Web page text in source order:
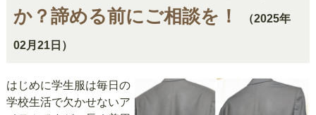
か？諦める前にご相談を！
（2025年
02月21日）
はじめに学生服は毎日の
学校生活で欠かせないア